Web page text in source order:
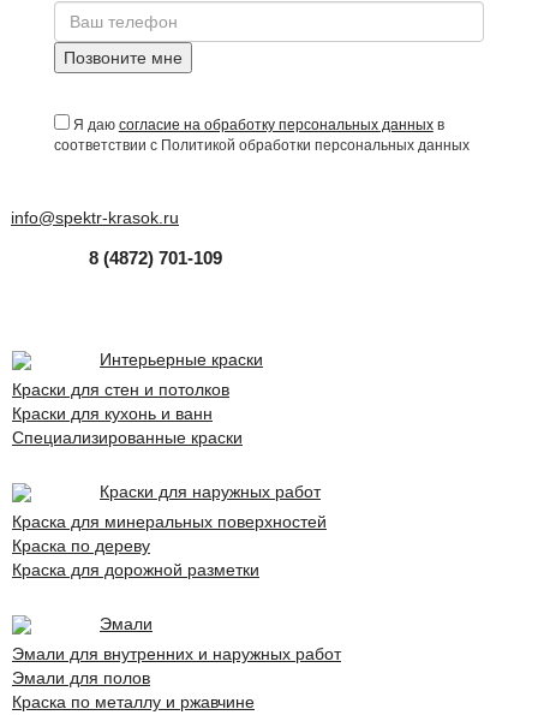
Позвоните мне
Я даю согласие на обработку персональных данныхв
соответствии с Политикой обработки персональных данных
info@spektr-krasok.ru
8 (4872) 701-109
Интерьерные краски
Краски для стен и потолков
Краски для кухонь и ванн
Специализированные краски
Краски для наружных работ
Краска для минеральных поверхностей
Краска по дереву
Краска для дорожной разметки
Эмали
Эмали для внутренних и наружных работ
Эмали для полов
Краска по металлу и ржавчине